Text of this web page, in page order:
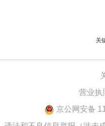
关
营业执
京公网安备